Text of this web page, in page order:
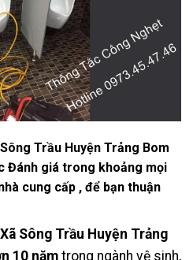
Sông Trầu Huyện Trảng Bom
Đánh giá trong khoảng mọi
cung cấp , để bạn thuận
Sông Trầu Huyện Trảng
10 năm trong ngành vệ sinh,